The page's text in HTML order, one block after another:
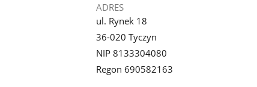
ADRES
ul. Rynek 18
36-020 Tyczyn
NIP 8133304080
Regon 690582163